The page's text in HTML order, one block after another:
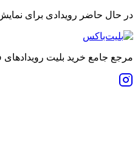
در حال حاضر رویدادی برای
مرجع جامع خرید بلیت